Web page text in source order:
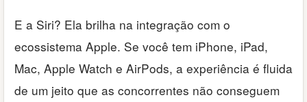
E a Siri? Ela brilha na integração com o
ecossistema Apple. Se você tem iPhone, iPad,
Mac, Apple Watch e AirPods, a experiência é fluida
de um jeito que as concorrentes não conseguem